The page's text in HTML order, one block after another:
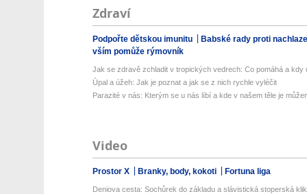
Zdraví
Podpořte dětskou imunitu
Babské rady proti
vším pomůže rýmovník
Jak se zdravě zchladit v tropických vedrech: Co pomáhá a kdy
Úpal a úžeh: Jak je poznat a jak se z nich rychle vyléčit
Parazité v nás: Kterým se u nás líbí a kde v našem těle je
Video
Prostor X Branky, body, kokoti Fortuna liga
Deniova cesta: Sochůrek do základu a slávistická stoperská